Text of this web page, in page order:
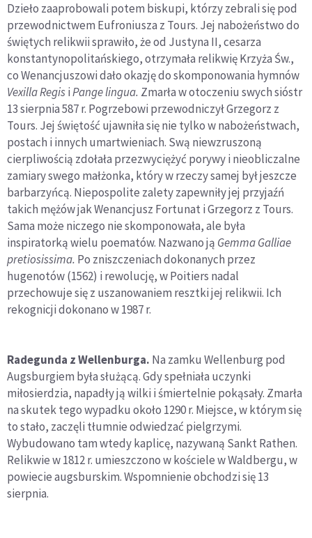
Dzieło zaaprobowali potem biskupi, którzy zebrali się pod
przewodnictwem Eufroniusza z Tours. Jej nabożeństwo do
świętych relikwii sprawiło, że od Justyna II, cesarza
konstantynopolitańskiego, otrzymała relikwię Krzyża Św.,
co Wenancjuszowi dało okazję do skomponowania hymnów
Vexilla RegisiPange lingua. Zmarła w otoczeniu swych sióstr
13 sierpnia 587 r. Pogrzebowi przewodniczył Grzegorz z
Tours. Jej świętość ujawniła się nie tylko w nabożeństwach,
postach i innych umartwieniach. Swą niewzruszoną
cierpliwością zdołała przezwyciężyć porywy i nieobliczalne
zamiary swego małżonka, który w rzeczy samej był jeszcze
barbarzyńcą. Niepospolite zalety zapewniły jej przyjaźń
takich mężów jak Wenancjusz Fortunat i Grzegorz z Tours.
Sama może niczego nie skomponowała, ale była
inspiratorką wielu poematów. Nazwano ją Gemma Galliae
pretiosissima. Po zniszczeniach dokonanych przez
hugenotów (1562) i rewolucję, w Poitiers nadal
przechowuje się z uszanowaniem resztki jej relikwii. Ich
rekognicji dokonano w 1987 r.
Radegunda z Wellenburga. Na zamku Wellenburg pod
Augsburgiem była służącą. Gdy spełniała uczynki
miłosierdzia, napadły ją wilki i śmiertelnie pokąsały. Zmarła
na skutek tego wypadku około 1290 r. Miejsce, w którym się
to stało, zaczęli tłumnie odwiedzać pielgrzymi.
Wybudowano tam wtedy kaplicę, nazywaną Sankt Rathen.
Relikwie w 1812 r. umieszczono w kościele w Waldbergu, w
powiecie augsburskim. Wspomnienie obchodzi się 13
sierpnia.